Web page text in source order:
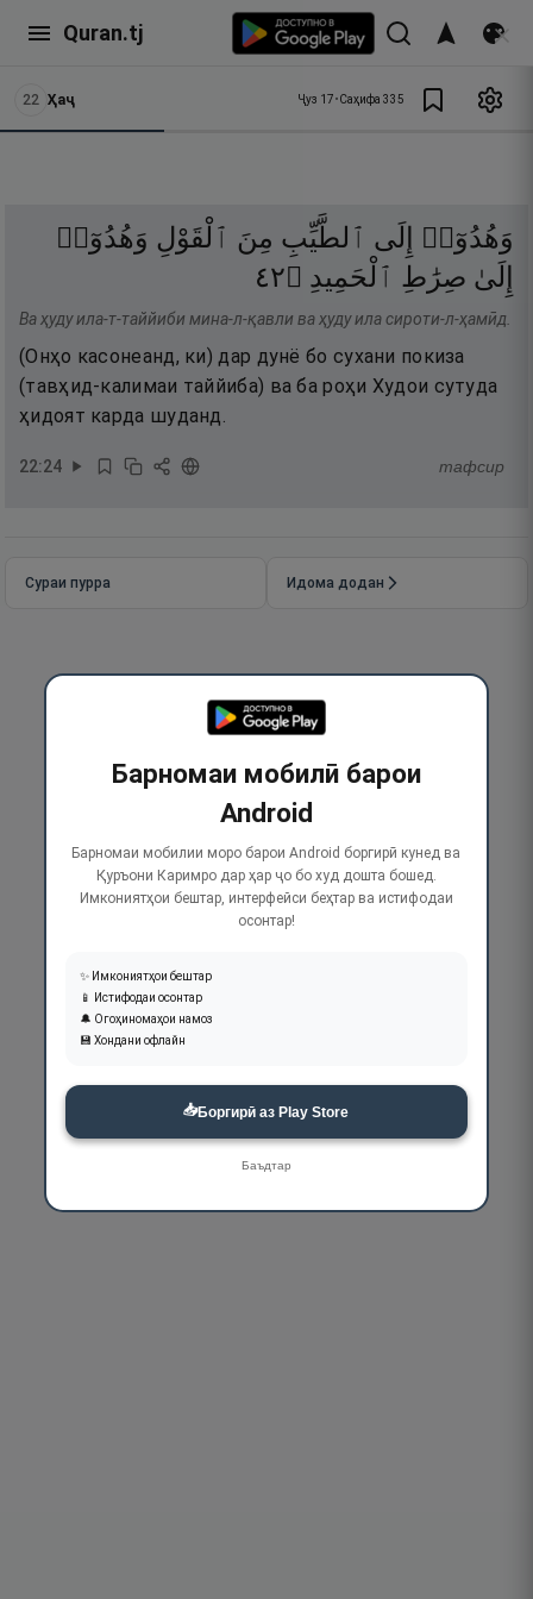
Quran.tj
22 Ҳаҷ Ҷуз 17•Саҳифа 335
وَهُدُوٓا۟ إِلَى ٱلطَّيِّبِ مِنَ ٱلْقَوْلِ وَهُدُوٓا۟
إِلَىٰ صِرَٰطِ ٱلْحَمِيدِ ۝٢٤
Ва ҳуду ила-т-таййиби мина-л-қавли ва ҳуду ила сироти-л-ҳамӣд.
(Онҳо касонеанд, ки) дар дунё бо сухани покиза
(тавҳид-калимаи таййиба) ва ба роҳи Худои сутуда
ҳидоят карда шуданд.
22:24 тафсир
Сураи пурра Идома додан
Барномаи мобилӣ барои
Android
Барномаи мобилии моро барои Android боргирӣ кунед ва
Қуръони Каримро дар ҳар ҷо бо худ дошта бошед.
Имкониятҳои бештар, интерфейси беҳтар ва истифодаи
осонтар!
✨ Имкониятҳои бештар
📱 Истифодаи осонтар
🔔 Огоҳиномаҳои намоз
💾 Хондани офлайн
📥Боргирӣ аз Play Store
Баъдтар